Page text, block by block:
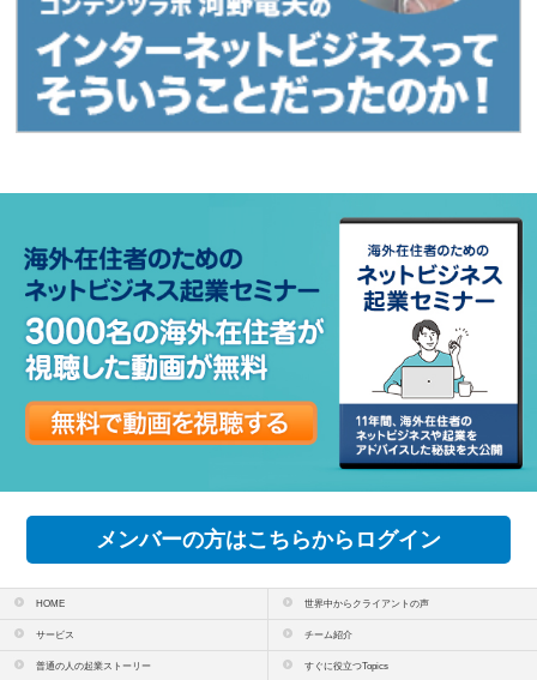
メンバーの方はこちらからログイン
HOME 世界中からクライアントの声
サービス チーム紹介
普通の人の起業ストーリー すぐに役立つTopics